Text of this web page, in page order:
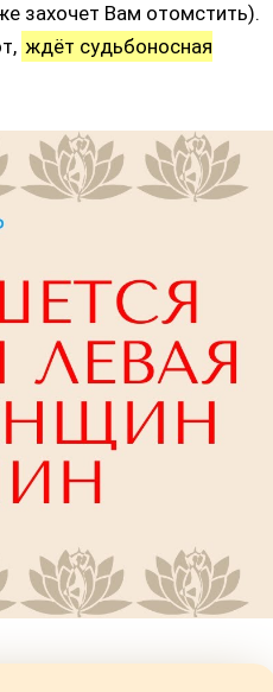
захочет Вам отомстить).
ждёт судьбоносная